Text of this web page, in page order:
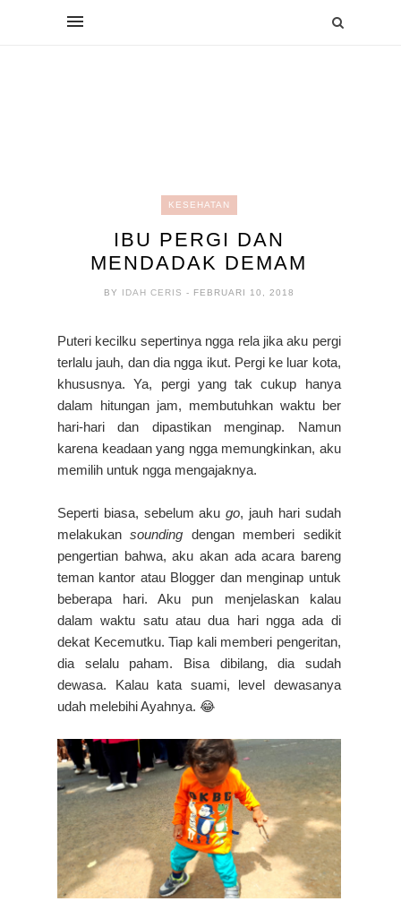
KESEHATAN
IBU PERGI DAN
MENDADAK DEMAM
BY IDAH CERIS - FEBRUARI 10, 2018
Puteri kecilku sepertinya ngga rela jika aku pergi
terlalu jauh, dan dia ngga ikut. Pergi ke luar kota,
khususnya. Ya, pergi yang tak cukup hanya
dalam hitungan jam, membutuhkan waktu ber
hari-hari dan dipastikan menginap. Namun
karena keadaan yang ngga memungkinkan, aku
memilih untuk ngga mengajaknya.
Seperti biasa, sebelum akugo, jauh hari sudah
melakukansounding dengan memberi sedikit
pengertian bahwa, aku akan ada acara bareng
teman kantor atau Blogger dan menginap untuk
beberapa hari. Aku pun menjelaskan kalau
dalam waktu satu atau dua hari ngga ada di
dekat Kecemutku. Tiap kali memberi pengeritan,
dia selalu paham. Bisa dibilang, dia sudah
dewasa. Kalau kata suami, level dewasanya
udah melebihi Ayahnya. 😂